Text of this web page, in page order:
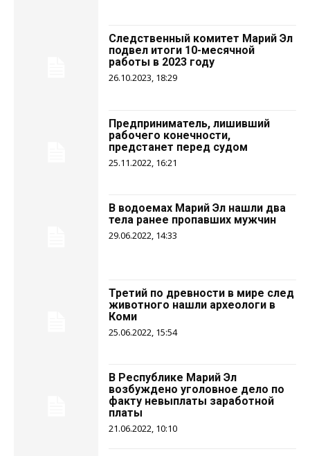
Следственный комитет Марий Эл
подвел итоги 10-месячной
работы в 2023 году
26.10.2023, 18:29
Предприниматель, лишивший
рабочего конечности,
предстанет перед судом
25.11.2022, 16:21
В водоемах Марий Эл нашли два
тела ранее пропавших мужчин
29.06.2022, 14:33
Третий по древности в мире след
животного нашли археологи в
Коми
25.06.2022, 15:54
В Республике Марий Эл
возбуждено уголовное дело по
факту невыплаты заработной
платы
21.06.2022, 10:10